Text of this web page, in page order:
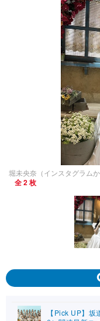
堀未央奈（インスタグラム
全 2 枚
【Pick UP】